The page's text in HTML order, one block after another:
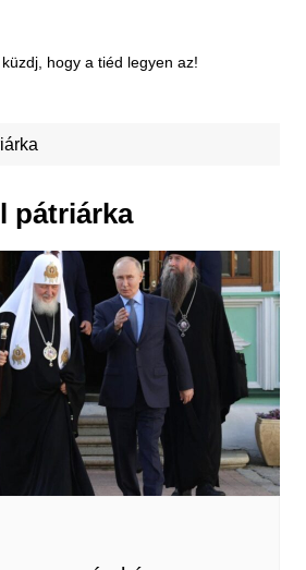
hogy a tiéd legyen az!
pátriárka